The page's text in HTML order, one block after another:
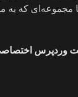
که به
وردپرس